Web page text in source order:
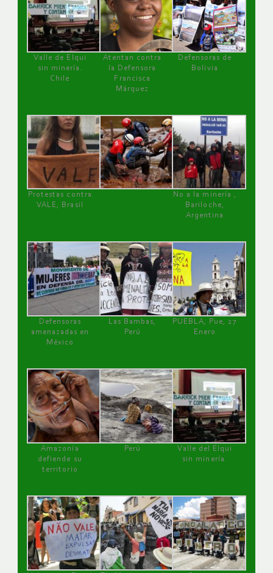
Valle de Elqui
sin minería.
Chile
Atentan contra
la Defensora
Francisca
Márquez
Defensoras de
Bolivia
Protestas contra
VALE, Brasil
No a la minería ,
Bariloche,
Argentina
Defensoras
amenazadas en
México
Las Bambas,
Perú
PUEBLA, Pue, 27
Enero
Amazonía
defiende su
territorio
Perú
Valle del Elqui
sin minería.